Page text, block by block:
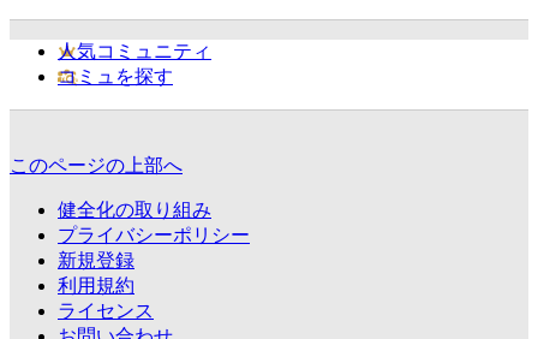
人気コミュニティ
コミュを探す
このページの上部へ
健全化の取り組み
プライバシーポリシー
新規登録
利用規約
ライセンス